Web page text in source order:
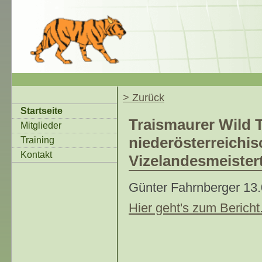
Startseite
Mitglieder
Training
Kontakt
> Zurück
Traismaurer Wild
Günter Fahrnberger
Hier geht's zum